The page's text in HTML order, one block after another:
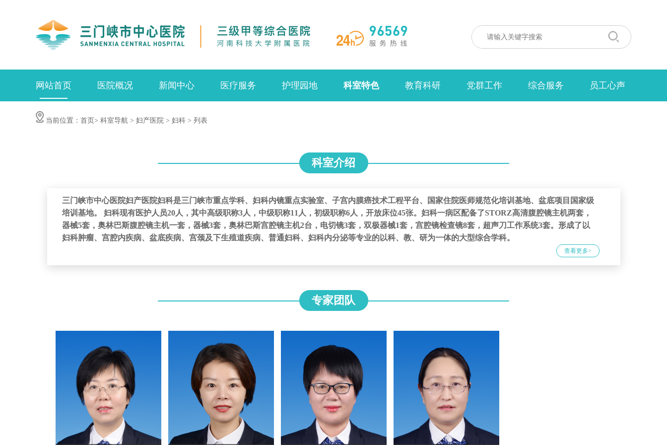
网站首页 医院概况 新闻中心 医疗服务 护理园地 科室特色 教育科研 党群工作 综合服务 员工心声
当前位置： 首页> 科室导航 > 妇产医院 > 妇科 > 列表
科室介绍
三门峡市中心医院妇产医院妇科是三门峡市重点学科、妇科内镜重点实验室、子宫内膜癌技术工程平台、国家住院医师规范化培训基地、盆底项目国家级
培训基地。 妇科现有医护人员20人，其中高级职称3人，中级职称11人，初级职称6人，开放床位45张。妇科一病区配备了STORZ高清腹腔镜主机两套，
器械5套，奥林巴斯腹腔镜主机一套，器械3套，奥林巴斯宫腔镜主机2台，电切镜3套，双极器械1套，宫腔镜检查镜8套，超声刀工作系统3套。形成了以
妇科肿瘤、宫腔内疾病、盆底疾病、宫颈及下生殖道疾病、普通妇科、妇科内分泌等专业的以科、教、研为一体的大型综合学科。
查看更多>
专家团队